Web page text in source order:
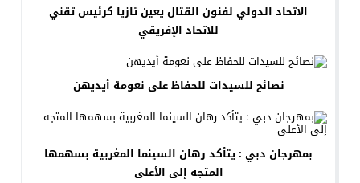
الاتحاد الدولي لفنون القتال يعين تازيا كرئيس تقني
للاتحاد الإفريقي
نصائح للسيدات للحفاظ على نعومة أيديهن
بمهرجان دبي : يتأكد رهان السينما المغربية بسهمها
المتجه إلى الأعلى